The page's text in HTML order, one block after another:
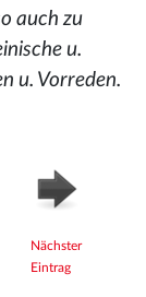
auch zu
u.
u. Vorreden.
Nächster
Eintrag